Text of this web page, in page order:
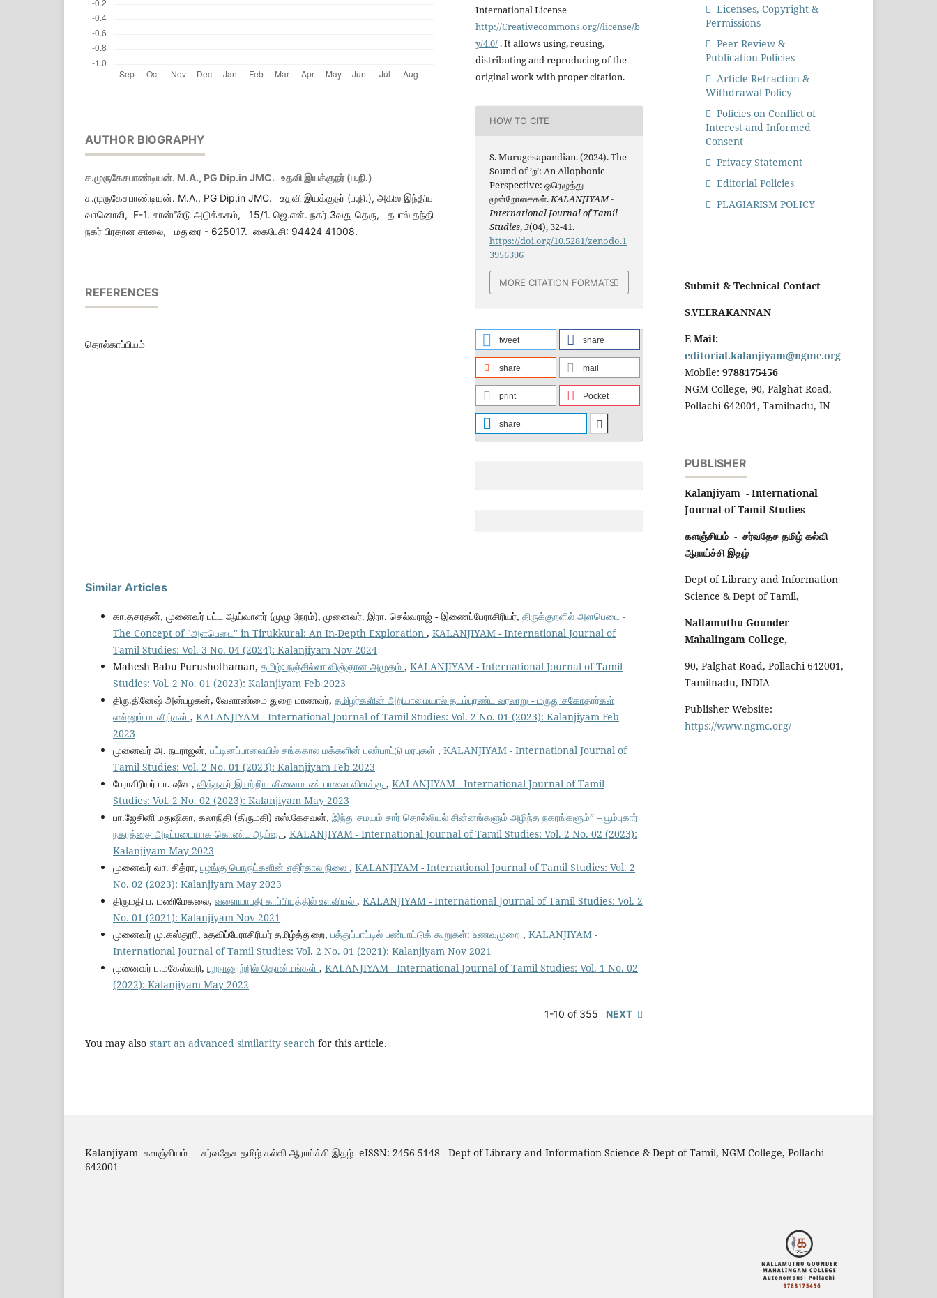
AUTHOR BIOGRAPHY
ச.முருகேசபாண்டியன். M.A., PG Dip.in JMC. உதவி இயக்குநர் (ப.நி.)
ச.முருகேசபாண்டியன். M.A., PG Dip.in JMC. உதவி இயக்குநர் (ப.நி.), அகில இந்திய
வானொலி, F-1. சான்பீல்டு அடுக்ககம், 15/1. ஜெ.என். நகர் 3வது தெரு, தபால் தந்தி
நகர் பிரதான சாலை, மதுரை - 625017. கைபேசி: 94424 41008.
REFERENCES
தொல்காப்பியம்
International License
http://Creativecommons.org//license/b
y/4.0/ . It allows using, reusing,
distributing and reproducing of the
original work with proper citation.
HOW TO CITE
S. Murugesapandian. (2024). The
Sound of ’ற’: An Allophonic
Perspective: ஓரெழுத்து
மூன்றோசைகள்.KALANJIYAM -
International Journal of Tamil
Studies,3(04), 32-41.
https://doi.org/10.5281/zenodo.1
3956396
MORE CITATION FORMATS
tweet share
share mail
print Pocket
share
Similar Articles
கா.தசரதன், முனைவர் பட்ட ஆய்வாளர் (முழு நேரம்), முனைவர். இரா. செல்வராஜ் - இணைப்பேராசிரியர், திருக்குறளில் அளபெடை -
The Concept of "அளபெடை" in Tirukkural: An In-Depth Exploration , KALANJIYAM - International Journal of
Tamil Studies: Vol. 3 No. 04 (2024): Kalanjiyam Nov 2024
Mahesh Babu Purushothaman, தமிழ்: நஞ்சில்லா விஞ்ஞான அமுதம் , KALANJIYAM - International Journal of Tamil
Studies: Vol. 2 No. 01 (2023): Kalanjiyam Feb 2023
திரு.தினேஷ்‌ அன்பழகன்‌, வேளாண்மை துறை மாணவர்‌, தமிழர்களின் அறியாமையால் தடம்புரண்ட வரலாறு - மருது சகோதரர்கள்
என்னும் மாவீரர்கள் , KALANJIYAM - International Journal of Tamil Studies: Vol. 2 No. 01 (2023): Kalanjiyam Feb
2023
முனைவர் அ. நடராஜன், பட்டினப்பாலையில் சங்ககால மக்களின் பண்பாட்டு மரபுகள் , KALANJIYAM - International Journal of
Tamil Studies: Vol. 2 No. 01 (2023): Kalanjiyam Feb 2023
பேராசிரியர் பா. ஷீலா, வித்தகர் இயற்றிய வினைமாண் பாவை விளக்கு , KALANJIYAM - International Journal of Tamil
Studies: Vol. 2 No. 02 (2023): Kalanjiyam May 2023
பா.ஜேசினி மதுஷிகா, கலாநிதி (திருமதி) எஸ்.கேசவன், இந்து சமயம் சார் தொல்லியல் சின்னங்களும் அழிந்த நகரங்களும்” – பூம்புகார்
நகரத்தை அடிப்படையாக கொண்ட ஆய்வு. , KALANJIYAM - International Journal of Tamil Studies: Vol. 2 No. 02 (2023):
Kalanjiyam May 2023
முனைவர்‌ வா. சித்ரா, புழங்கு பொருட்களின் எதிர்கால நிலை , KALANJIYAM - International Journal of Tamil Studies: Vol. 2
No. 02 (2023): Kalanjiyam May 2023
திருமதி ப. மணிமேகலை, வளையாபதி காப்பியத்தில் உளவியல் , KALANJIYAM - International Journal of Tamil Studies: Vol. 2
No. 01 (2021): Kalanjiyam Nov 2021
முனைவர் மு.கஸ்தூரி, உதவிப்பேராசிரியர் தமிழ்த்துறை, பத்துப்பாட்டில் பண்பாட்டுக் கூறுகள்: உணவுமுறை , KALANJIYAM -
International Journal of Tamil Studies: Vol. 2 No. 01 (2021): Kalanjiyam Nov 2021
முனைவர் ப.மகேஸ்வரி, புறநானூற்றில் தொன்மங்கள் , KALANJIYAM - International Journal of Tamil Studies: Vol. 1 No. 02
(2022): Kalanjiyam May 2022
1-10 of 355 NEXT
You may also start an advanced similarity search for this article.
Licenses, Copyright &
Permissions
Peer Review &
Publication Policies
Article Retraction &
Withdrawal Policy
Policies on Conflict of
Interest and Informed
Consent
Privacy Statement
Editorial Policies
PLAGIARISM POLICY
Submit & Technical Contact
S.VEERAKANNAN
E-Mail:
editorial.kalanjiyam@ngmc.org
Mobile: 9788175456
NGM College, 90, Palghat Road,
Pollachi 642001, Tamilnadu, IN
PUBLISHER
Kalanjiyam - International
Journal of Tamil Studies
களஞ்சியம் - சர்வதேச தமிழ் கல்வி
ஆராய்ச்சி இதழ்
Dept of Library and Information
Science & Dept of Tamil,
Nallamuthu Gounder
Mahalingam College,
90, Palghat Road, Pollachi 642001,
Tamilnadu, INDIA
Publisher Website:
https://www.ngmc.org/
Kalanjiyam களஞ்சியம் - சர்வதேச தமிழ் கல்வி ஆராய்ச்சி இதழ் eISSN: 2456-5148 - Dept of Library and Information Science & Dept of Tamil, NGM College, Pollachi
642001